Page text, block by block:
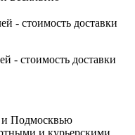
- стоимость доставки
- стоимость доставки
и Подмосквью
и курьерскими